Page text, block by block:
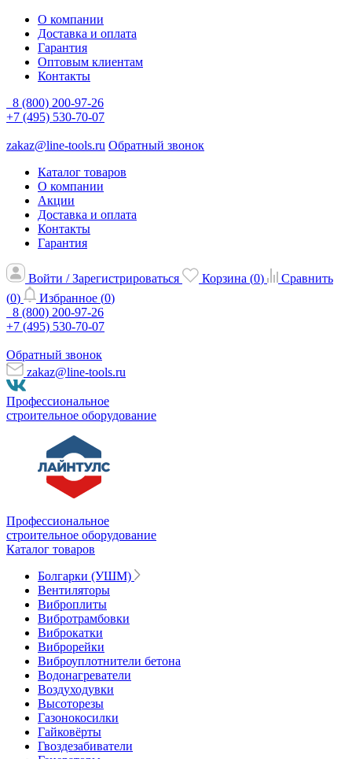
О компании
Доставка и оплата
Гарантия
Оптовым клиентам
Контакты
8 (800) 200-97-26
+7 (495) 530-70-07
zakaz@line-tools.ru Обратный звонок
Каталог товаров
О компании
Акции
Доставка и оплата
Контакты
Гарантия
Войти / Зарегистрироваться Корзина (0)
Сравнить
(0) Избранное (0)
8 (800) 200-97-26
+7 (495) 530-70-07
Обратный звонок
zakaz@line-tools.ru
Профессиональное
строительное оборудование
Профессиональное
строительное оборудование
Каталог товаров
Болгарки (УШМ)
Вентиляторы
Виброплиты
Вибротрамбовки
Виброкатки
Виброрейки
Виброуплотнители бетона
Водонагреватели
Воздуходувки
Высоторезы
Газонокосилки
Гайковёрты
Гвоздезабиватели